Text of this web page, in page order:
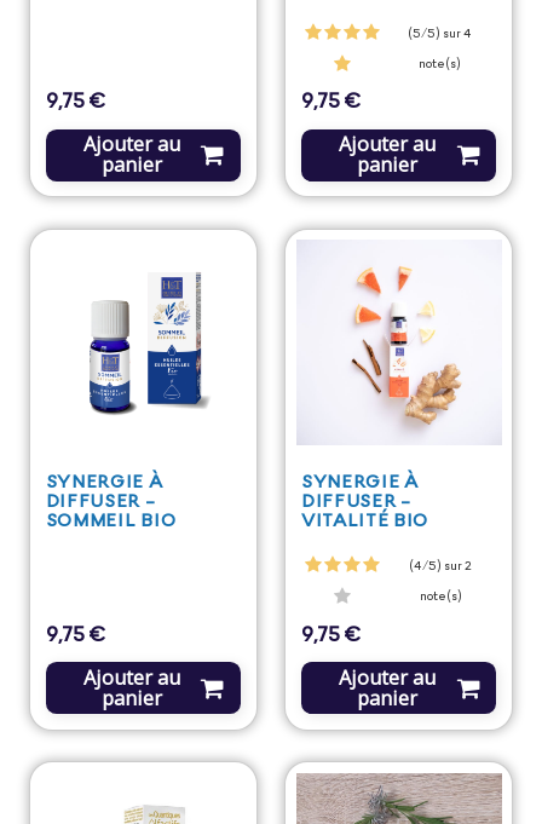
Prix
9,75 €
Ajouter au
panier
(5/5) sur 4
note(s)
Prix
9,75 €
Ajouter au
panier
SYNERGIE À
DIFFUSER -
SOMMEIL BIO
Prix
9,75 €
Ajouter au
panier
SYNERGIE À
DIFFUSER -
VITALITÉ BIO
(4/5) sur 2
note(s)
Prix
9,75 €
Ajouter au
panier